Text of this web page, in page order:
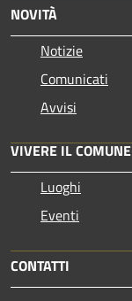
NOVITÀ
Notizie
Comunicati
Avvisi
VIVERE IL COMUNE
Luoghi
Eventi
CONTATTI